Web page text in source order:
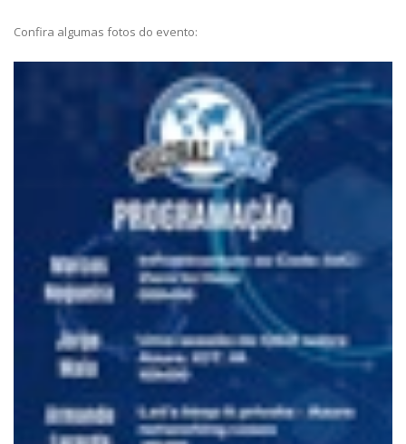
Confira algumas fotos do evento: